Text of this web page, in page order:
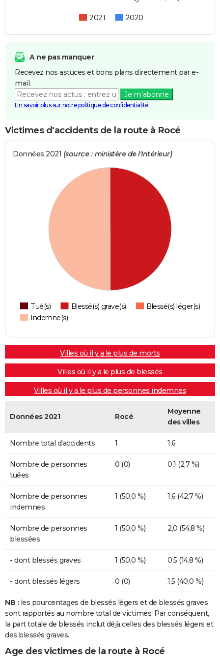
2021 2020
A ne pas manquer
Recevez nos astuces et bons plans directement par e-
mail.
Je m'abonne
En savoir plus sur notre politique de confidentialité
Victimes d'accidents de la route à Rocé
Données 2021 (source : ministère de l'Intérieur)
Tué(s) Blessé(s) grave(s)
Blessé(s) léger(s)
Indemne(s)
Villes où il y a le plus de morts
Villes où il y a le plus de blessés
Villes où il y a le plus de personnes indemnes
Données 2021 Rocé
Moyenne
des villes
Nombre total d'accidents 1 1,6
Nombre de personnes
tuées
0 (0) 0,1 (2,7 %)
Nombre de personnes
indemnes
1 (50,0 %) 1,6 (42,7 %)
Nombre de personnes
blessées
1 (50,0 %) 2,0 (54,8 %)
- dont blessés graves 1 (50,0 %) 0,5 (14,8 %)
- dont blessés légers 0 (0) 1,5 (40,0 %)
NB : les pourcentages de blessés légers et de blessés graves
sont rapportés au nombre total de victimes. Par conséquent,
la part totale de blessés inclut déjà celles des blessés légers et
des blessés graves.
Age des victimes de la route à Rocé